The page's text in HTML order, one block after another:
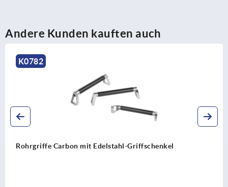
Andere Kunden kauften auch
Rohrgriffe Bighand Aluminium mit